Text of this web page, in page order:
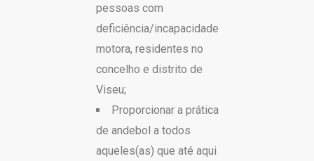
pessoas com
deficiência/incapacidade
motora, residentes no
concelho e distrito de
Viseu;
Proporcionar a prática
de andebol a todos
aqueles(as) que até aqui